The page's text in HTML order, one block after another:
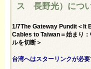
ス 長野光）につ
1/7The Gateway Pundit＜It
Cables to Taiwan＝始まり
ルを切断＞
台湾へはスターリンクが必